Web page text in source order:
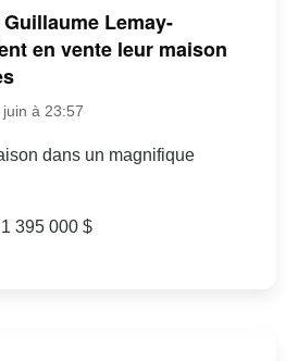
Lemay-
en vente leur maison
à 23:57
dans un magnifique
395 000 $